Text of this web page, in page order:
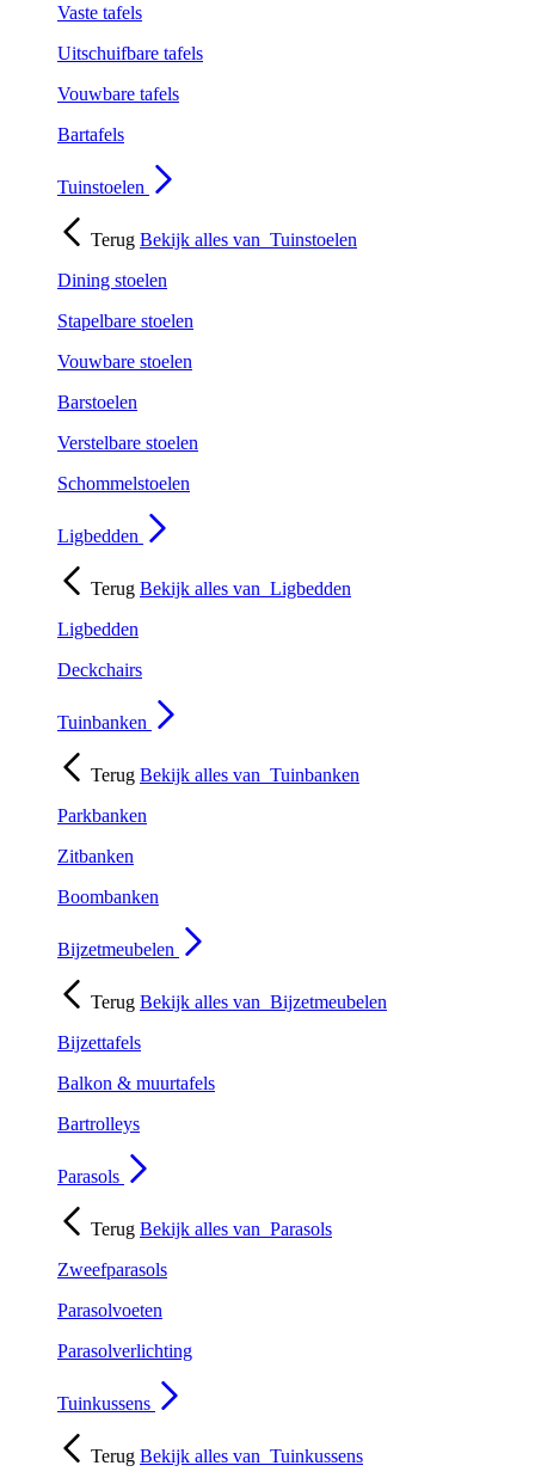
Vaste tafels
Uitschuifbare tafels
Vouwbare tafels
Bartafels
Tuinstoelen
Terug Bekijk alles van Tuinstoelen
Dining stoelen
Stapelbare stoelen
Vouwbare stoelen
Barstoelen
Verstelbare stoelen
Schommelstoelen
Ligbedden
Terug Bekijk alles van Ligbedden
Ligbedden
Deckchairs
Tuinbanken
Terug Bekijk alles van Tuinbanken
Parkbanken
Zitbanken
Boombanken
Bijzetmeubelen
Terug Bekijk alles van Bijzetmeubelen
Bijzettafels
Balkon & muurtafels
Bartrolleys
Parasols
Terug Bekijk alles van Parasols
Zweefparasols
Parasolvoeten
Parasolverlichting
Tuinkussens
Terug Bekijk alles van Tuinkussens